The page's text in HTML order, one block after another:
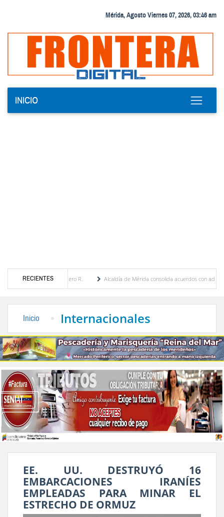
Mérida, Agosto Viernes 07, 2026, 03:46 am
INICIO
RECIENTES
Febres Cordero R.
Alcaldía de Mérida consolida acuerdos con adjudicatarios
Inicio Internacionales
EE. UU. DESTRUYÓ 16
EMBARCACIONES IRANÍES
EMPLEADAS PARA MINAR EL
ESTRECHO DE ORMUZ